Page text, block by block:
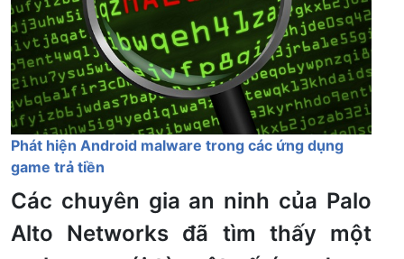
Phát hiện Android malware trong các ứng dụng
game trả tiền
Các chuyên gia an ninh của Palo
Alto Networks đã tìm thấy một